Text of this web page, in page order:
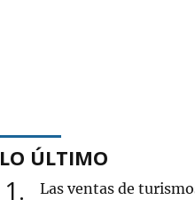
LO ÚLTIMO
1
Las ventas de